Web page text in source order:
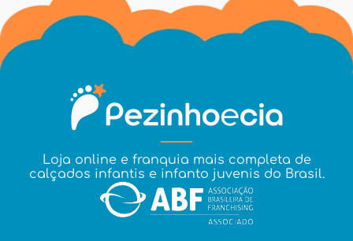
Loja online e franquia mais completa de
calçados infantis e infanto juvenis do Brasil.